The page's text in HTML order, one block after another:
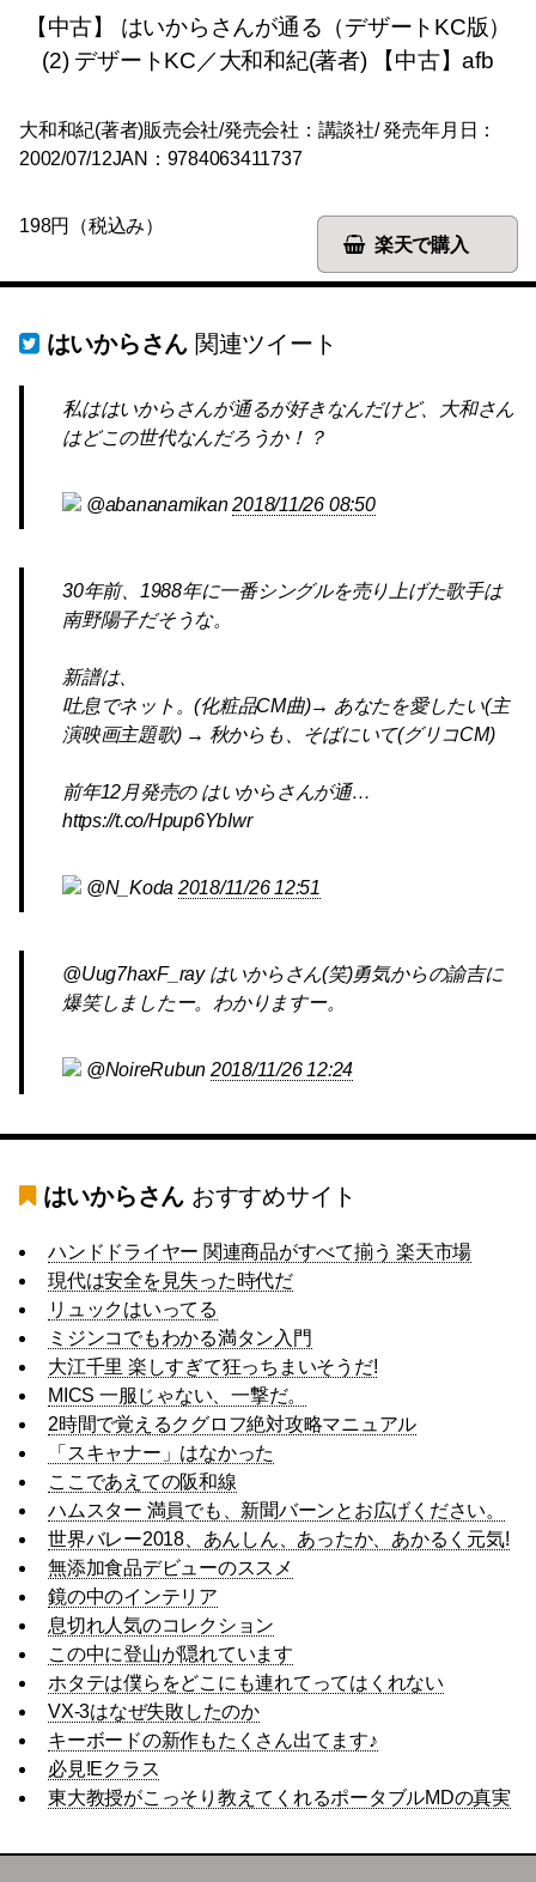
【中古】 はいからさんが通る（デザートKC版）
(2) デザートKC／大和和紀(著者) 【中古】afb
大和和紀(著者)販売会社/発売会社：講談社/ 発売年月日：
2002/07/12JAN：9784063411737
楽天で購入
198円（税込み）
はいからさん 関連ツイート
私ははいからさんが通るが好きなんだけど、大和さん
はどこの世代なんだろうか！？
@abananamikan2018/11/26 08:50
30年前、1988年に一番シングルを売り上げた歌手は
南野陽子だそうな。
新譜は、
吐息でネット。(化粧品CM曲)→ あなたを愛したい(主
演映画主題歌) → 秋からも、そばにいて(グリコCM)
前年12月発売の はいからさんが通…
https://t.co/Hpup6YbIwr
@N_Koda 2018/11/26 12:51
@Uug7haxF_ray はいからさん(笑)勇気からの諭吉に
爆笑しましたー。わかりますー。
@NoireRubun 2018/11/26 12:24
はいからさん おすすめサイト
ハンドドライヤー 関連商品がすべて揃う 楽天市場
現代は安全を見失った時代だ
リュックはいってる
ミジンコでもわかる満タン入門
大江千里 楽しすぎて狂っちまいそうだ!
MICS 一服じゃない、一撃だ。
2時間で覚えるクグロフ絶対攻略マニュアル
「スキャナー」はなかった
ここであえての阪和線
ハムスター 満員でも、新聞バーンとお広げください。
世界バレー2018、あんしん、あったか、あかるく元気!
無添加食品デビューのススメ
鏡の中のインテリア
息切れ人気のコレクション
この中に登山が隠れています
ホタテは僕らをどこにも連れてってはくれない
VX-3はなぜ失敗したのか
キーボードの新作もたくさん出てます♪
必見!Eクラス
東大教授がこっそり教えてくれるポータブルMDの真実